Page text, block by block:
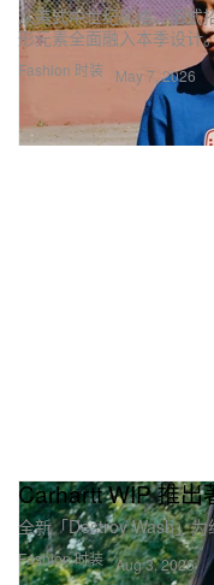
Fashion 时装
从美式中世纪风格、旧式
形元素全面融入本季设计
May 7, 2026
Fashion 时装
Carhartt WIP 推出
全新「Destroy Wash」
Aug 3, 2026